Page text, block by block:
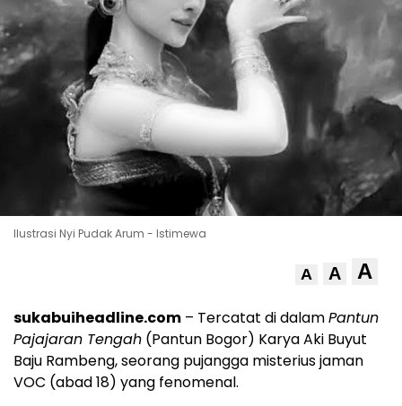
Ilustrasi Nyi Pudak Arum - Istimewa
A A A
sukabuiheadline.com – Tercatat di dalamPantun
Pajajaran Tengah (Pantun Bogor) Karya Aki Buyut
Baju Rambeng, seorang pujangga misterius jaman
VOC (abad 18) yang fenomenal.